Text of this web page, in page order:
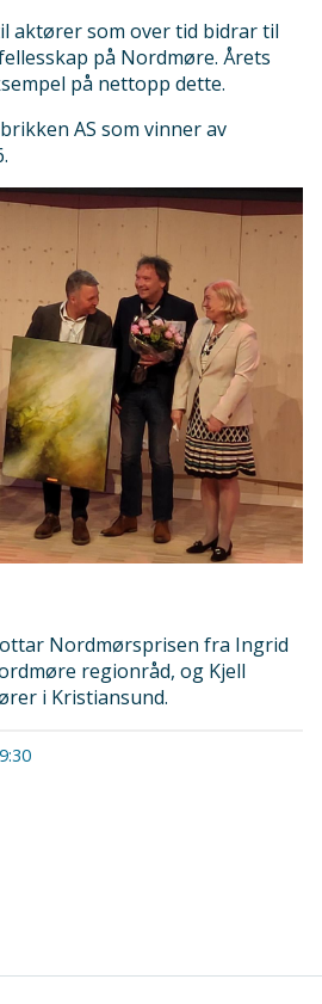
aktører som over tid bidrar til
på Nordmøre. Årets
på nettopp dette.
AS som vinner av
Nordmørsprisen fra Ingrid
regionråd, og Kjell
i Kristiansund.